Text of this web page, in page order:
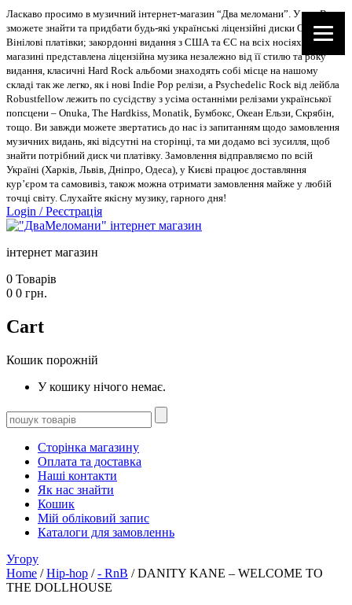
Ласкаво просимо в музичний інтернет-магазин “Два меломани”. У нас Ви
зможете знайти та придбати будь-які українські ліцензійні диски CD, DVD,
Вінілові платівки; закордонні видання з США та ЄС на всіх носіях. В
магазині представлена ліцензійна музика незалежно від її стилю та року
видання, класичні Hard Rock альбоми знаходять собі місце на нашому
складі так же легко, як і нові Indie Pop релізи, а Psychedelic Rock від лейбла
Robustfellow лежить по сусідству з усіма останніми релізами української
попсцени – Onuka, The Hardkiss, Monatik, Бумбокс, Океан Ельзи, Скрябін,
тощо. Ви завжди можете звертатись до нас із запитанням щодо замовлення
музичних видань, які відсутні на сторінці, та ми додамо всі зусилля, щоб
знайти потрібний диск чи платівку. Замовлення відправляємо по всій
Україні (Харків, Львів, Дніпро, Одеса), у Києві працює доставляння
кур’єром та самовивіз, також можна отримати замовлення майже у любій
точці світу. Слухайте якісну музику, гарного дня!
Login /Реєстрація
інтернет магазин
0 Товарів
0 0 грн.
Cart
Кошик порожній
У кошику нічого немає.
Сторінка магазину
Оплата та доставка
Наші контакти
Як нас знайти
Кошик
Мій обліковий запис
Каталоги для замовленнь
Угору
Home /Hip-hop /- RnB / DANITY KANE – WELCOME TO
THE DOLLHOUSE